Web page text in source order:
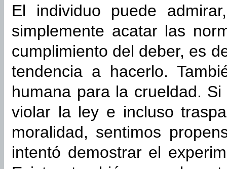
El individuo puede
simplemente acatar las
cumplimiento del deber, es
tendencia a hacerlo.
humana para la crueldad.
violar la ley e incluso
moralidad, sentimos
intentó demostrar el